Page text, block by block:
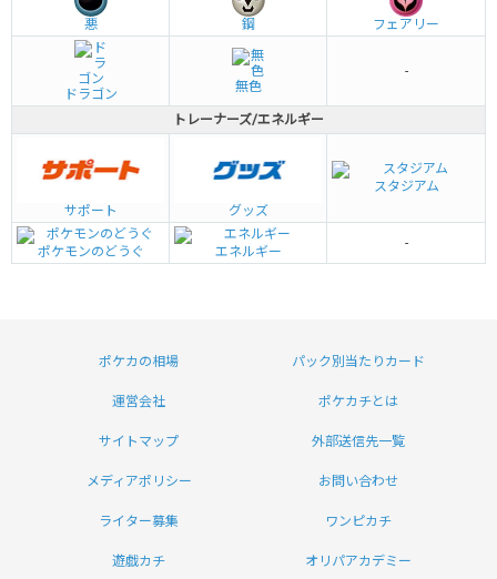
悪 鋼 フェアリー
ドラゴン 無色
-
トレーナーズ/エネルギー
サポート グッズ
スタジアム
ポケモンのどうぐ エネルギー
-
ポケカの相場 パック別当たりカード
運営会社 ポケカチとは
サイトマップ 外部送信先一覧
メディアポリシー お問い合わせ
ライター募集 ワンピカチ
遊戯カチ オリパアカデミー